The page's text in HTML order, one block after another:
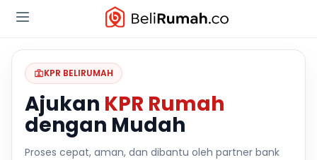
KPR BELIRUMAH
Ajukan KPR Rumah
dengan Mudah
Proses cepat, aman, dan dibantu oleh partner bank